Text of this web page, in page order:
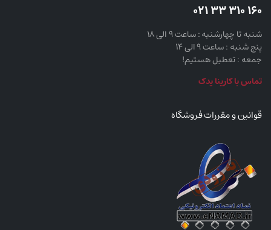
160 310 33 021
شنبه تا چهارشنبه : ساعت 9 الی 18
پنج شنبه : ساعت 9 الی 14
جمعه : تعطیل هستیم!
تماس با کارینا یدک
قوانین و مقررات فروشگاه